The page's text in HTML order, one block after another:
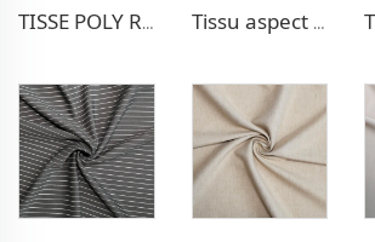
TISSE POLY RAYON POUR PANTALONS EXTENSIBLE Tissu aspect denim Poly Rayon